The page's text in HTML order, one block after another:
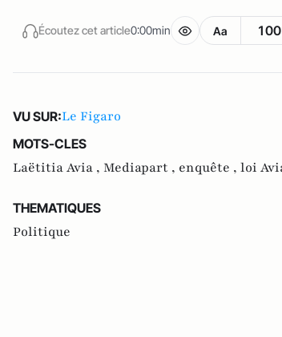
Écoutez cet article0:00min Aa
VU SUR:Le Figaro
MOTS-CLES
Laëtitia Avia , Mediapart , enquête , loi
THEMATIQUES
Politique